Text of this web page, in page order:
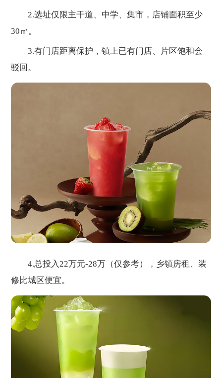
2.选址仅限主干道、中学、集市，店铺面积至少
30㎡。
3.有门店距离保护，镇上已有门店、片区饱和会
驳回。
4.总投入22万元-28万（仅参考），乡镇房租、装
修比城区便宜。